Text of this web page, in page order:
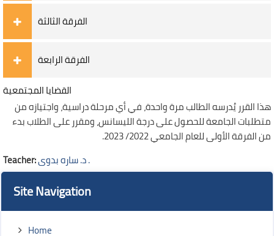
الفرقة الثالثة
الفرقة الرابعة
القضايا المجتمعية
هذا القرر يُدرسه الطالب مرة واحدة، في أي مرحلة دراسية، واجتيازه من
متطلبات الجامعة للحصول على درجة الليسانس، ومقرر على الطلاب بدء
من الفرقة الأولى للعام الجامعي 2022/ 2023.
Teacher:
د. ساره بدوى .
Blocks
Blocks
Skip Site Navigation
Site Navigation
Home